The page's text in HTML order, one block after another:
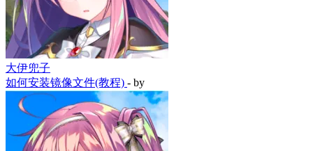
大伊兜子
如何安装镜像文件(教程) - by